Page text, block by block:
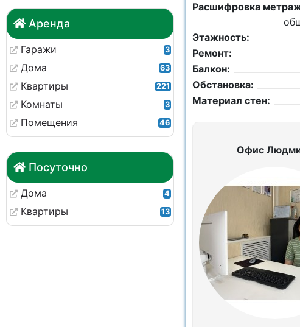
Аренда
Гаражи 3
Дома 63
Квартиры 221
Комнаты 3
Помещения 46
Посуточно
Дома 4
Квартиры 13
Расшифровка
Этажность:
Ремонт:
Балкон:
Обстановка:
Материал стен:
Офис